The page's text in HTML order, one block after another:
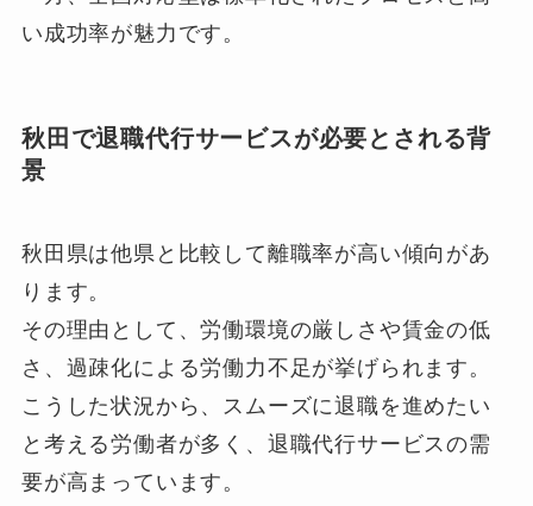
い成功率が魅力です。
秋田で退職代行サービスが必要とされる背
景
秋田県は他県と比較して離職率が高い傾向があ
ります。
その理由として、労働環境の厳しさや賃金の低
さ、過疎化による労働力不足が挙げられます。
こうした状況から、スムーズに退職を進めたい
と考える労働者が多く、退職代行サービスの需
要が高まっています。